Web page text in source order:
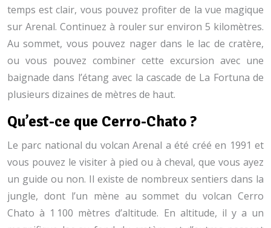
temps est clair, vous pouvez profiter de la vue magique
sur Arenal. Continuez à rouler sur environ 5 kilomètres.
Au sommet, vous pouvez nager dans le lac de cratère,
ou vous pouvez combiner cette excursion avec une
baignade dans l’étang avec la cascade de La Fortuna de
plusieurs dizaines de mètres de haut.
Qu’est-ce que Cerro-Chato ?
Le parc national du volcan Arenal a été créé en 1991 et
vous pouvez le visiter à pied ou à cheval, que vous ayez
un guide ou non. Il existe de nombreux sentiers dans la
jungle, dont l’un mène au sommet du volcan Cerro
Chato à 1 100 mètres d’altitude. En altitude, il y a un